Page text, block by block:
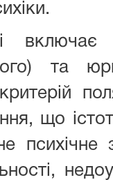
та
що
психічне